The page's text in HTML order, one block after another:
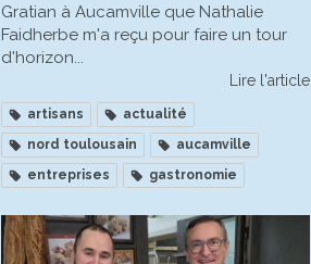
Gratian à Aucamville que Nathalie
Faidherbe m'a reçu pour faire un tour
d'horizon...
Lire l'article
artisans
actualité
nord toulousain
aucamville
entreprises
gastronomie